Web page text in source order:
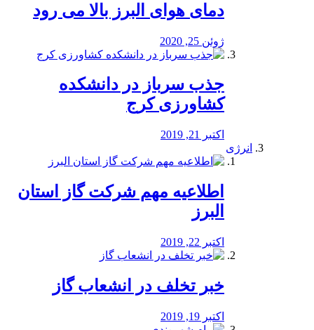
دمای هوای البرز بالا می رود
ژوئن 25, 2020
جذب سرباز در دانشکده
کشاورزی کرج
اکتبر 21, 2019
انرژی
️اطلاعیه مهم شرکت گاز استان
البرز
اکتبر 22, 2019
خبر تخلف در انشعاب گاز
اکتبر 19, 2019